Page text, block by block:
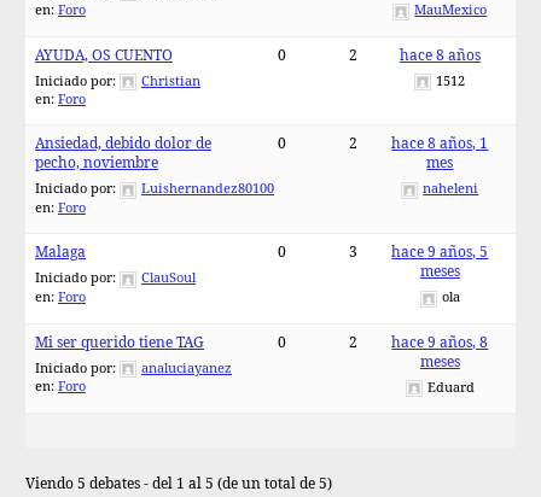
en: Foro MauMexico
AYUDA, OS CUENTO
Iniciado por:
Christian
en: Foro
0 2 hace 8 años
1512
Ansiedad, debido dolor de
pecho, noviembre
Iniciado por:
Luishernandez80100
en: Foro
0 2
hace 8 años, 1
mes
naheleni
Malaga
Iniciado por:
ClauSoul
en: Foro
0 3
hace 9 años, 5
meses
ola
Mi ser querido tiene TAG
Iniciado por:
analuciayanez
en: Foro
0 2
hace 9 años, 8
meses
Eduard
Viendo 5 debates - del 1 al 5 (de un total de 5)